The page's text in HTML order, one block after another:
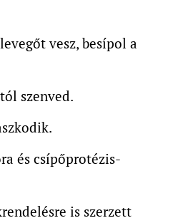
vesz, besípol a
szenved.
és csípőprotézis-
is szerzett